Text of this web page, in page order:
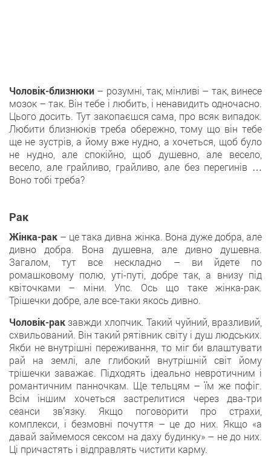
Чоловік-близнюки – розумні, так, мінливі – так, винесе
мозок – так. Він тебе і любить, і ненавидить одночасно.
Цього досить. Тут закопаєшся сама, про всяк випадок.
Любити близнюків треба обережно, тому що він тебе
ще не зустрів, а йому вже нудно, а хочеться, щоб було
не нудно, але спокійно, щоб душевно, але весело,
весело, але грайливо, грайливо, але без перегинів …
Воно тобі треба?
Рак
Жінка-рак – це така дивна жінка. Вона дуже добра, але
дивно добра. Вона душевна, але дивно душевна.
Загалом, тут все нескладно – ви йдете по
ромашковому полю, уті-путі, добре так, а внизу під
квіточками – міни. Упс. Ось що таке жінка-рак.
Трішечки добре, але все-таки якось дивно.
Чоловік-рак завжди хлопчик. Такий чуйний, вразливий,
схвильований. Він такий рятівник світу і душ людських.
Якби не внутрішні переживання, то міг би влаштувати
рай на землі, але глибокий внутрішній світ йому
трішечки заважає. Підходять ідеально невротичним і
романтичним панночкам. Ще тельцям – їм же пофіг.
Всім іншим хочеться застрелитися через два-три
сеанси зв’язку. Якщо поговорити про страхи,
комплекси, і безмовні почуття – це до них. Якщо «а
давай займемося сексом на даху будинку» – не до них.
Ці причастять і відправлять чистити карму.